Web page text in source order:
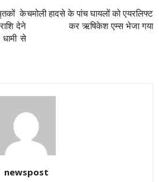
के
देने
से
चमोली हादसे के पांच घायलों को एयरलिफ्ट
कर ऋषिकेश एम्स भेजा गया
newspost